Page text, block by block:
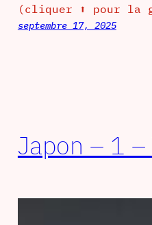
(cliquer ⬆ pour la
septembre 17, 2025
Japon – 1 –